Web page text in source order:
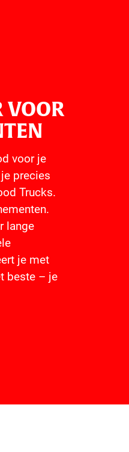
VOOR
voor je
precies
Trucks.
lange
je met
beste – je